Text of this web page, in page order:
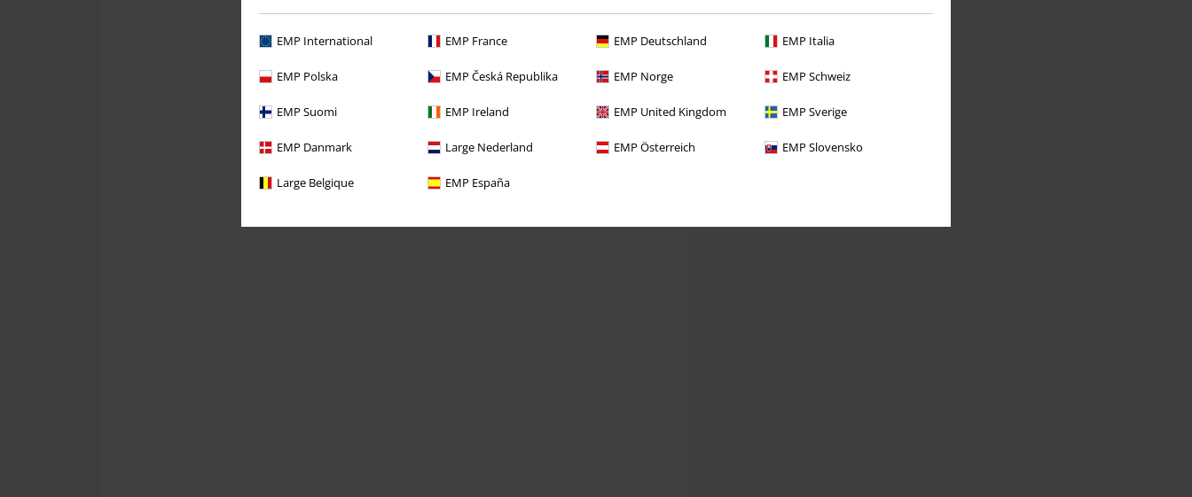
EMP International EMP France EMP Deutschland EMP Italia
EMP Polska EMP Česká Republika EMP Norge EMP Schweiz
EMP Suomi EMP Ireland EMP United Kingdom EMP Sverige
EMP Danmark Large Nederland EMP Österreich EMP Slovensko
Large Belgique EMP España